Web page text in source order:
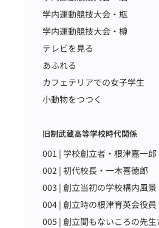
学内運動競技大会・瓶
学内運動競技大会・樽
テレビを見る
あふれる
カフェテリアでの女子学生
小動物をつつく
旧制武蔵高等学校時代関係
001 | 学校創立者・根津嘉一郎
002 | 初代校長・一木喜徳郎
003 | 創立当初の学校構内風景
004 | 創立時の根津育英会役員
005 | 創立間もないころの先生